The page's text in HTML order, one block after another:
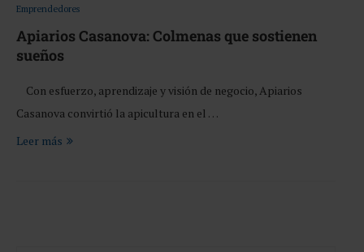
Emprendedores
Apiarios Casanova: Colmenas que sostienen
sueños
Con esfuerzo, aprendizaje y visión de negocio, Apiarios
Casanova convirtió la apicultura en el …
Leer más